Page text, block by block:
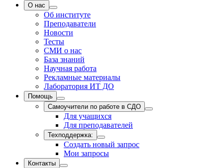
О нас
Об институте
Преподаватели
Новости
Тесты
СМИ о нас
База знаний
Научная работа
Рекламные материалы
Лаборатория ИТ ДО
Помощь
Самоучители по работе в СДО
Для учащихся
Для преподавателей
Техподдержка:
Создать новый запрос
Мои запросы
Контакты